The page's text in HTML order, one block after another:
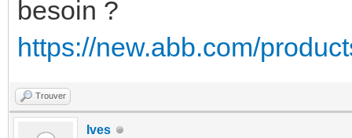
besoin ?
https://new.abb.com/
Trouver
Ives